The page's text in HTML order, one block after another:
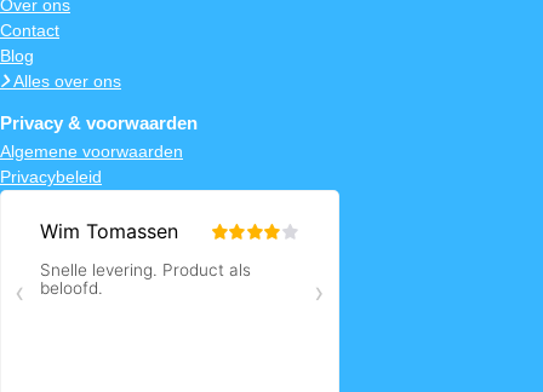
Over ons
Contact
Blog
Alles over ons
Privacy & voorwaarden
Algemene voorwaarden
Privacybeleid